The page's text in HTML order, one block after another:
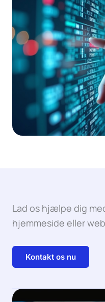
Lad os hjælpe dig
hjemmeside eller
Kontakt os nu